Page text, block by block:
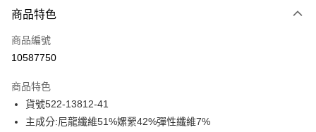
信用卡一次付款
信用卡分期付款
合作金庫商業銀行
華南商業銀行
上海商業儲蓄銀行
台北富邦商業銀行
超商取貨付款
LINE Pay
商品特色
商品編號
10587750
商品特色
貨號522-13812-41
主成分:尼龍纖維51%嫘縈42%彈性纖維7%